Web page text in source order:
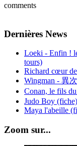
comments
Dernières News
Loeki - Enfin !
tours)
Richard cœur
Wingman - 異
Conan, le fils
Judo Boy (fiche)
Maya l'abeille
Zoom sur...